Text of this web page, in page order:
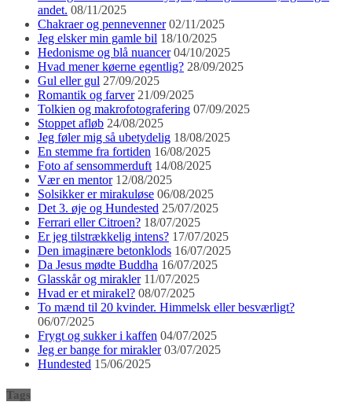
andet. 08/11/2025
Chakraer og pennevenner 02/11/2025
Jeg elsker min gamle bil 18/10/2025
Hedonisme og blå nuancer 04/10/2025
Hvad mener køerne egentlig? 28/09/2025
Gul eller gul 27/09/2025
Romantik og farver 21/09/2025
Tolkien og makrofotografering 07/09/2025
Stoppet afløb 24/08/2025
Jeg føler mig så ubetydelig 18/08/2025
En stemme fra fortiden 16/08/2025
Foto af sensommerduft 14/08/2025
Vær en mentor 12/08/2025
Solsikker er mirakuløse 06/08/2025
Det 3. øje og Hundested 25/07/2025
Ferrari eller Citroen? 18/07/2025
Er jeg tilstrækkelig intens? 17/07/2025
Den imaginære betonklods 16/07/2025
Da Jesus mødte Buddha 16/07/2025
Glasskår og mirakler 11/07/2025
Hvad er et mirakel? 08/07/2025
To mænd til 20 kvinder. Himmelsk eller besværligt?
06/07/2025
Frygt og sukker i kaffen 04/07/2025
Jeg er bange for mirakler 03/07/2025
Hundested 15/06/2025
Tags